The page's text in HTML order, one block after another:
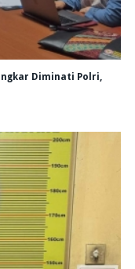
Diminati Polri,